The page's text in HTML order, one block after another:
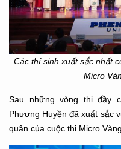
Các thí sinh xuất sắc nhất
Micro
Sau những vòng thi đầy
Phương Huyền đã xuất sắc
quân của cuộc thi Micro